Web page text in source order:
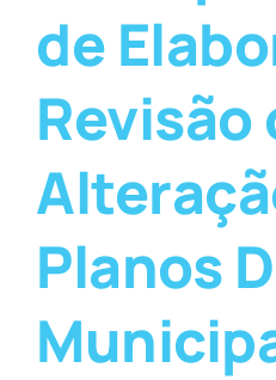
de
Revisão
Planos